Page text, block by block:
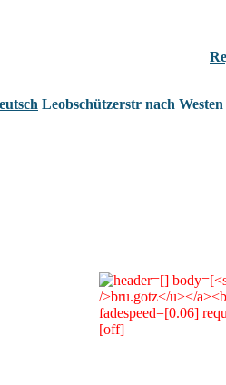
Leobschützerstr nach Westen